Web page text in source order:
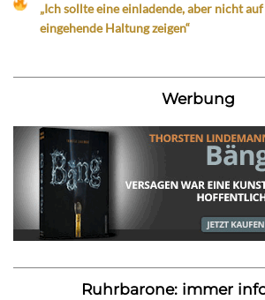
„Ich sollte eine einladende, aber nicht
eingehende Haltung zeigen“
Werbung
Ruhrbarone: immer